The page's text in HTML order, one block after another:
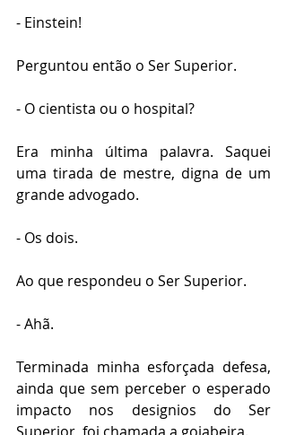
- Einstein!
Perguntou então o Ser Superior.
- O cientista ou o hospital?
Era minha última palavra. Saquei
uma tirada de mestre, digna de um
grande advogado.
- Os dois.
Ao que respondeu o Ser Superior.
- Ahã.
Terminada minha esforçada defesa,
ainda que sem perceber o esperado
impacto nos designios do Ser
Superior, foi chamada a goiabeira.